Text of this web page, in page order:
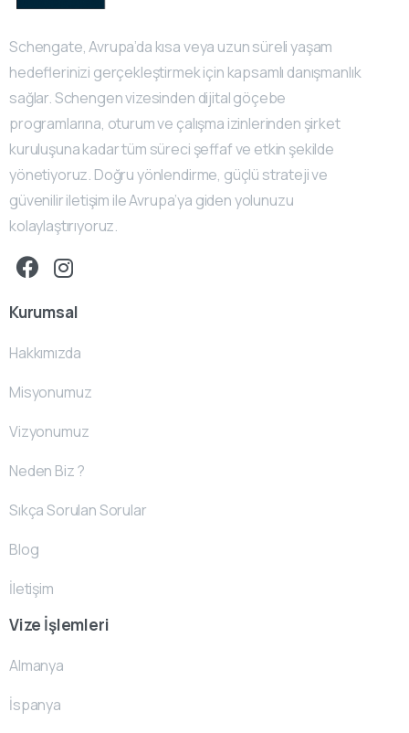
Schengate, Avrupa’da kısa veya uzun süreli yaşam
hedeflerinizi gerçekleştirmek için kapsamlı danışmanlık
sağlar. Schengen vizesinden dijital göçebe
programlarına, oturum ve çalışma izinlerinden şirket
kuruluşuna kadar tüm süreci şeffaf ve etkin şekilde
yönetiyoruz. Doğru yönlendirme, güçlü strateji ve
güvenilir iletişim ile Avrupa’ya giden yolunuzu
kolaylaştırıyoruz.
Kurumsal
Hakkımızda
Misyonumuz
Vizyonumuz
Neden Biz ?
Sıkça Sorulan Sorular
Blog
İletişim
Vize İşlemleri
Almanya
İspanya